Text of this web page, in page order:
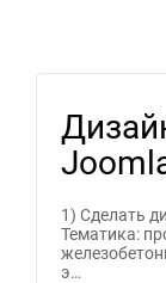
1) Сделать
Тематика:
э…